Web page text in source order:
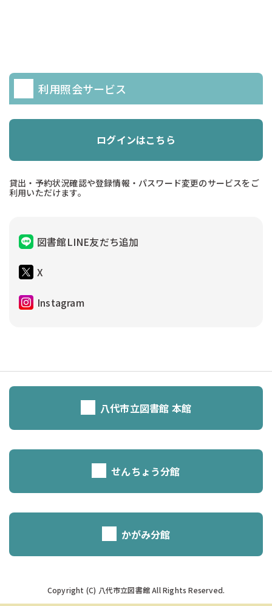
利用照会サービス
ログインはこちら
貸出・予約状況確認や登録情報・パスワード変更のサービスをご
利用いただけます。
図書館LINE友だち追加
X
Instagram
八代市立図書館 本館
せんちょう分館
かがみ分館
Copyright (C) 八代市立図書館 All Rights Reserved.